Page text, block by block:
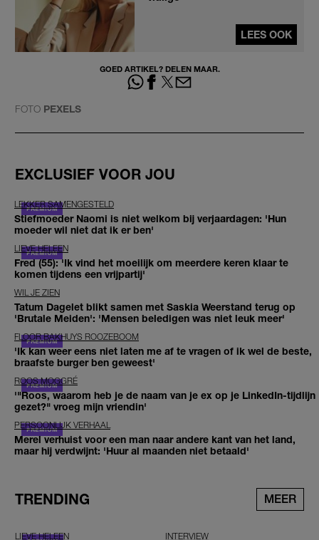
LEES OOK
GOED ARTIKEL? DELEN MAAR.
FOTO PEXELS
EXCLUSIEF VOOR JOU
LEKKER SAMENGESTELD
Stiefmoeder Naomi is niet welkom bij verjaardagen: 'Hun
moeder wil niet dat ik er ben'
LIEVE HELEEN
Fred (55): 'Ik vind het moeilijk om meerdere keren klaar te
komen tijdens een vrijpartij'
WIL JE ZIEN
Tatum Dagelet blikt samen met Saskia Weerstand terug op
'Brutale Meiden': 'Mensen beledigen was niet leuk meer'
FLOOR BAKHUYS ROOZEBOOM
'Ik kan weer eens niet laten me af te vragen of ik wel de beste,
braafste burger ben geweest'
ROOS MOGGRÉ
'"Roos, waarom heb je de naam van je ex op je LinkedIn-tijdlijn
gezet?" vroeg mijn vriendin'
PERSOONLIJK VERHAAL
Merel verhuist voor een man naar andere kant van het land,
maar hij verdwijnt: 'Huur al maanden niet betaald'
TRENDING MEER
LIEVE HELEEN INTERVIEW